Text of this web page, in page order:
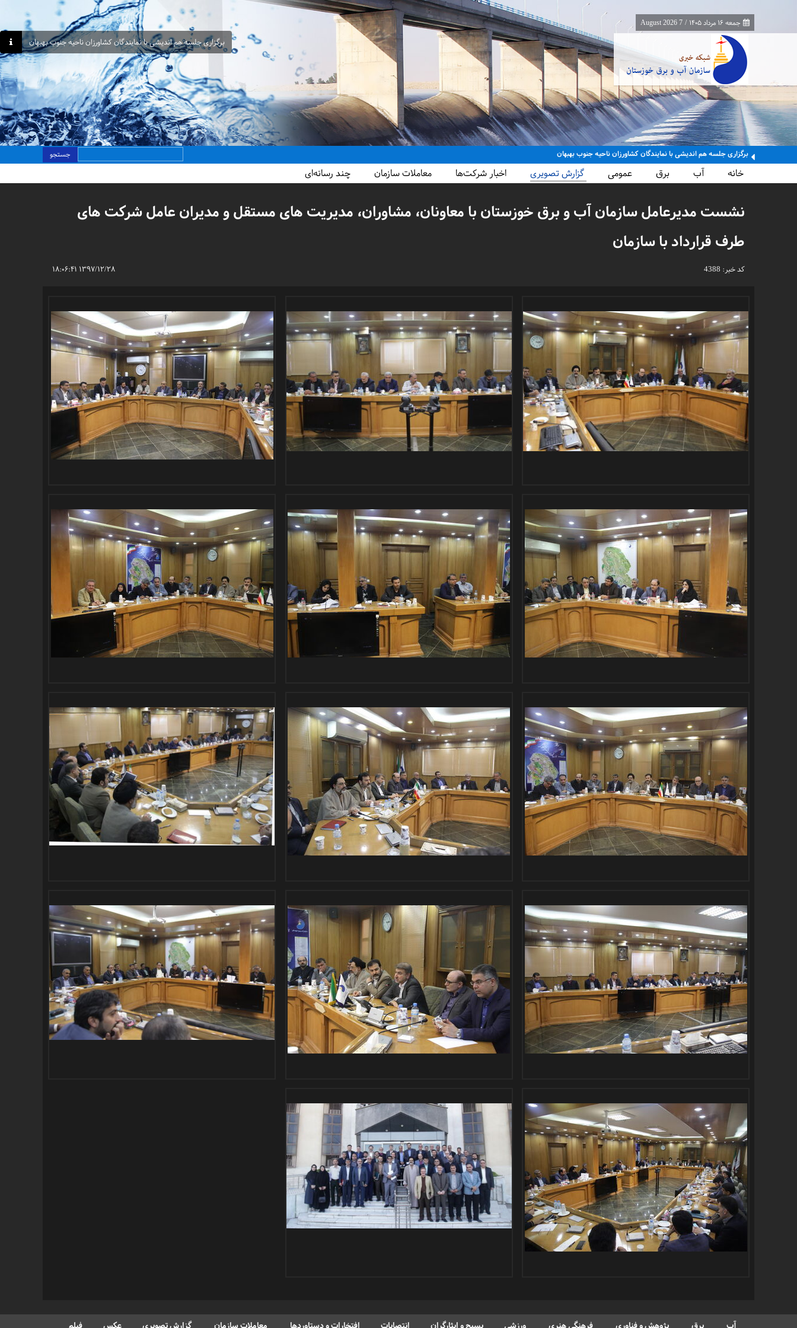
جمعه ۱۶ مرداد ۱۴۰۵ /
7 August 2026
برگزاری جلسه هم اندیشی با نمایندگان کشاورزان ناحیه جنوب بهبهان
برگزاری جلسه هم اندیشی با نمایندگان کشاورزان ناحیه جنوب بهبهان جستجو
خانه آب برق عمومی گزارش تصویری اخبار شرکت‌ها معاملات سازمان چند رسانه‌ای
نشست مدیرعامل سازمان آب و برق خوزستان با معاونان، مشاوران، مدیریت های مستقل و مدیران عامل شرکت های
طرف قرارداد با سازمان
۱۳۹۷/۱۲/۲۸ ۱۸:۰۶:۴۱ کد خبر: 4388
آب برق پژوهش و فناوری فرهنگی هنری ورزشی بسیج و ایثارگران انتصابات افتخارات و دستاوردها معاملات سازمان گزارش تصویری عکس فیلم